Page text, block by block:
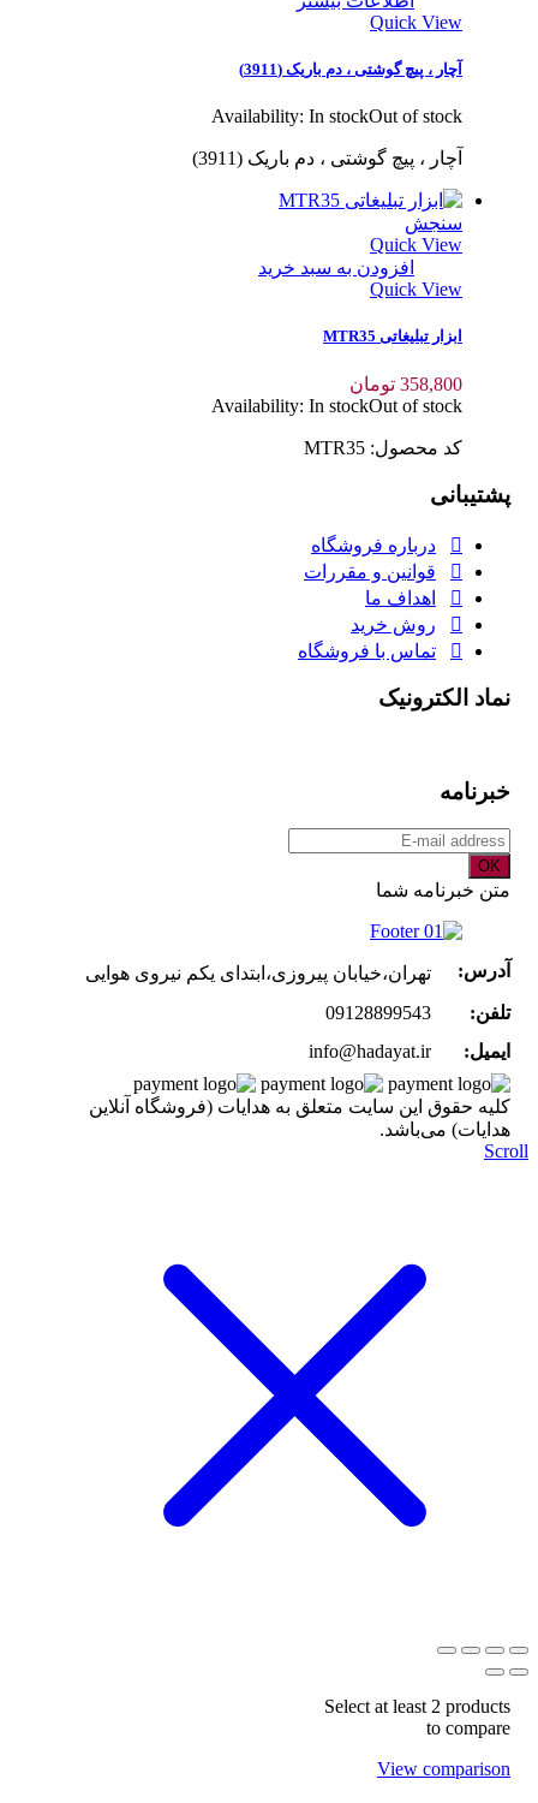
Quick View
آچار ، پیچ گوشتی ، دم باریک (3911)
Availability:In stockOut of stock
آچار ، پیچ گوشتی ، دم باریک (3911)
سنجش
Quick View
افزودن به سبد خرید
Quick View
ابزار تبلیغاتی MTR35
358,800 تومان
Availability:In stockOut of stock
کد محصول: MTR35
پشتیبانی
درباره فروشگاه
قوانین و مقررات
اهداف ما
روش خرید
تماس با فروشگاه
نماد الکترونیک
خبرنامه
متن خبرنامه شما
آدرس:
تهران،خیابان پیروزی،ابتدای یکم نیروی هوایی
تلفن:
09128899543
ایمیل:
info@hadayat.ir
کليه حقوق اين سايت متعلق به هدایات (فروشگاه آنلاین
هدایات) می‌باشد.
Select at least 2 products
to compare
View comparison